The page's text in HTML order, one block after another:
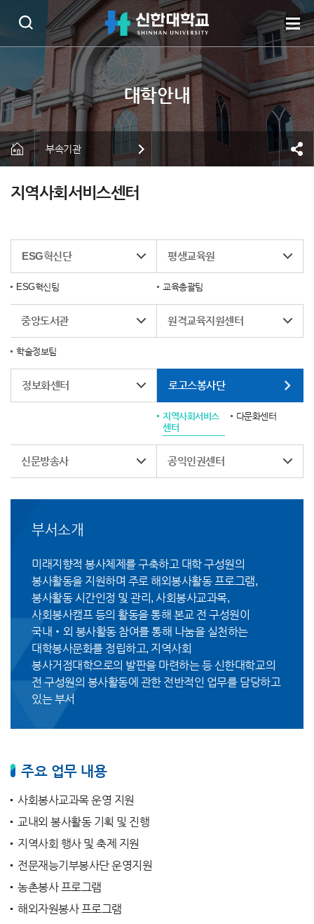
부속기관
지역사회서비스센터
ESG혁신단
ESG혁신팀
평생교육원
교육총괄팀
중앙도서관
학술정보팀
원격교육지원센터
정보화센터 로고스봉사단
지역사회서비스
센터
다문화센터
신문방송사 공익인권센터
부서소개
미래지향적 봉사체제를 구축하고 대학 구성원의
봉사활동을 지원하며 주로 해외봉사활동 프로그램,
봉사활동 시간인정 및 관리, 사회봉사교과목,
사회봉사캠프 등의 활동을 통해 본교 전 구성원이
국내‧외 봉사활동 참여를 통해 나눔을 실천하는
대학봉사문화를 정립하고, 지역사회
봉사거점대학으로의 발판을 마련하는 등 신한대학교의
전 구성원의 봉사활동에 관한 전반적인 업무를 담당하고
있는 부서
주요 업무 내용
사회봉사교과목 운영 지원
교내외 봉사활동 기획 및 진행
지역사회 행사 및 축제 지원
전문재능기부봉사단 운영지원
농촌봉사 프로그램
해외자원봉사 프로그램